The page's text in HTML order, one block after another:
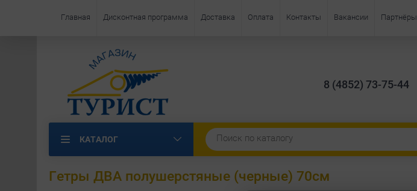
Главная Дисконтная программа Доставка Оплата Контакты Вакансии Партнёры
8 (4852) 73-75-44
КАТАЛОГ
Гетры ДВА полушерстяные (черные) 70см